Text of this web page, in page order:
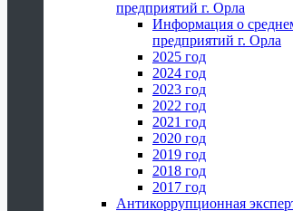
предприятий г. Орла
Информация о
предприятий г. Орла
2025 год
2024 год
2023 год
2022 год
2021 год
2020 год
2019 год
2018 год
2017 год
Антикоррупционная